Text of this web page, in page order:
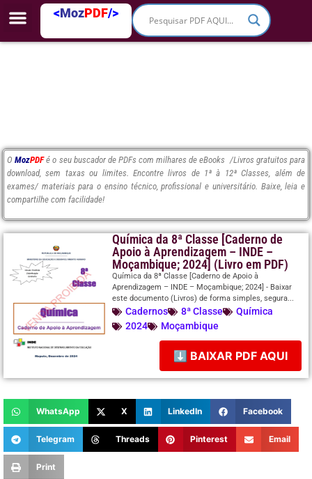
<MozPDF/>
OMozPDF é o seu buscador de PDFs com milhares de eBooks /Livros gratuitos para
download, sem taxas ou limites. Encontre livros de 1ª à 12ª Classes, além de
exames/ materiais para o ensino técnico, profissional e universitário. Baixe, leia e
compartilhe com facilidade!
Química da 8ª Classe [Caderno de
Apoio à Aprendizagem – INDE –
Moçambique; 2024] (Livro em PDF)
Química da 8ª Classe [Caderno de Apoio à
Aprendizagem – INDE – Moçambique; 2024] - Baixar
este documento (Livros) de forma simples, segura...
Cadernos 8ª Classe
Química
2024
Moçambique
⬇ BAIXAR PDF AQUI
WhatsApp X LinkedIn Facebook
Telegram Threads Pinterest Email
Print